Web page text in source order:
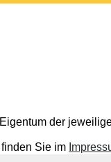
der
Sie im